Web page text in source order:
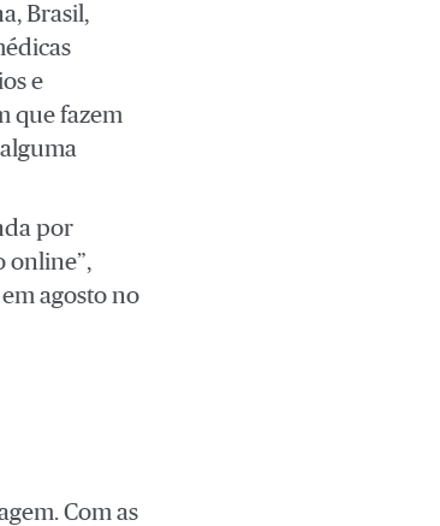
Brasil,
e
que fazem
por
online”,
agosto no
Com as